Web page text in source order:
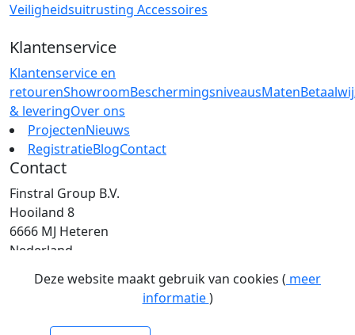
Veiligheidsuitrusting Accessoires
Klantenservice
Klantenservice en
retourenShowroomBeschermingsniveausMaten
& leveringOver ons
ProjectenNieuws
RegistratieBlogContact
Contact
Finstral Group B.V.
Hooiland 8
6666 MJ Heteren
Nederland
E: info@finstral.nl
BTW: NL813263025B01
EORI: NL813263025
Deze website maakt gebruik van cookies ( meer
informatie)